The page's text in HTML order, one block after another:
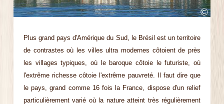
©
Plus grand pays d'Amérique du Sud, le Brésil est un territoire
de contrastes où les villes ultra modernes côtoient de près
les villages typiques, où le baroque côtoie le futuriste, où
l'extrême richesse côtoie l'extrême pauvreté. Il faut dire que
le pays, grand comme 16 fois la France, dispose d'un relief
particulièrement varié où la nature atteint très régulièrement